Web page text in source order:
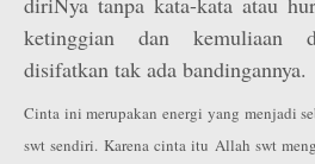
ketinggian dan kemuliaan
disifatkan tak ada bandingannya.
Cinta ini merupakan energi yang menjadi
swt sendiri. Karena cinta itu Allah swt